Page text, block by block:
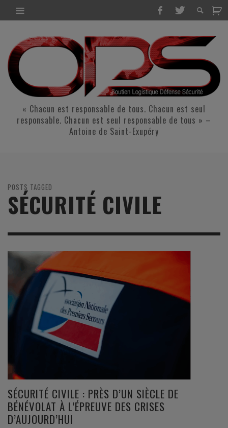
« Chacun est responsable de tous. Chacun est seul
responsable. Chacun est seul responsable de tous » –
Antoine de Saint-Exupéry
POSTS TAGGED
SÉCURITÉ CIVILE
SÉCURITÉ CIVILE : PRÈS D’UN SIÈCLE DE
BÉNÉVOLAT À L’ÉPREUVE DES CRISES
D’AUJOURD’HUI